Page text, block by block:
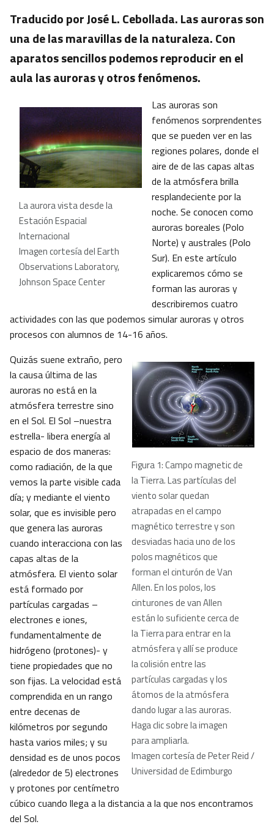
Traducido por José L. Cebollada. Las auroras son
una de las maravillas de la naturaleza. Con
aparatos sencillos podemos reproducir en el
aula las auroras y otros fenómenos.
La aurora vista desde la
Estación Espacial
Internacional
Imagen cortesía del Earth
Observations Laboratory,
Johnson Space Center
Las auroras son
fenómenos sorprendentes
que se pueden ver en las
regiones polares, donde el
aire de de las capas altas
de la atmósfera brilla
resplandeciente por la
noche. Se conocen como
auroras boreales (Polo
Norte) y australes (Polo
Sur). En este artículo
explicaremos cómo se
forman las auroras y
describiremos cuatro
actividades con las que podemos simular auroras y otros
procesos con alumnos de 14-16 años.
Figura 1: Campo magnetic de
la Tierra. Las partículas del
viento solar quedan
atrapadas en el campo
magnético terrestre y son
desviadas hacia uno de los
polos magnéticos que
forman el cinturón de Van
Allen. En los polos, los
cinturones de van Allen
están lo suficiente cerca de
la Tierra para entrar en la
atmósfera y allí se produce
la colisión entre las
partículas cargadas y los
átomos de la atmósfera
dando lugar a las auroras.
Haga clic sobre la imagen
para ampliarla.
Imagen cortesía de Peter Reid /
Universidad de Edimburgo
Quizás suene extraño, pero
la causa última de las
auroras no está en la
atmósfera terrestre sino
en el Sol. El Sol –nuestra
estrella- libera energía al
espacio de dos maneras:
como radiación, de la que
vemos la parte visible cada
día; y mediante el viento
solar, que es invisible pero
que genera las auroras
cuando interacciona con las
capas altas de la
atmósfera. El viento solar
está formado por
partículas cargadas –
electrones e iones,
fundamentalmente de
hidrógeno (protones)- y
tiene propiedades que no
son fijas. La velocidad está
comprendida en un rango
entre decenas de
kilómetros por segundo
hasta varios miles; y su
densidad es de unos pocos
(alrededor de 5) electrones
y protones por centímetro
cúbico cuando llega a la distancia a la que nos encontramos
del Sol.